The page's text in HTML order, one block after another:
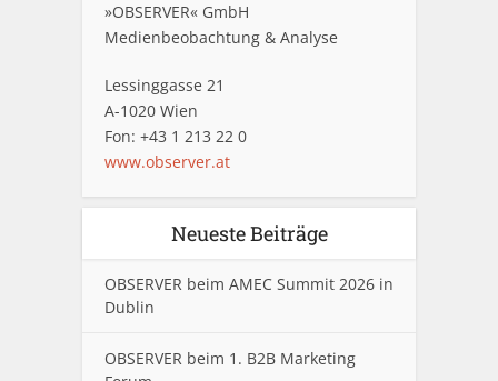
»OBSERVER« GmbH
Medienbeobachtung & Analyse
Lessinggasse 21
A-1020 Wien
Fon: +43 1 213 22 0
www.observer.at
Neueste Beiträge
OBSERVER beim AMEC Summit 2026 in
Dublin
OBSERVER beim 1. B2B Marketing